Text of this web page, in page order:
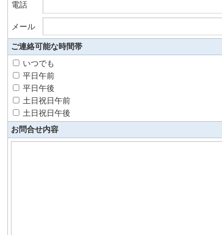
電話
メール
ご連絡可能な時間帯
いつでも
平日午前
平日午後
土日祝日午前
土日祝日午後
お問合せ内容